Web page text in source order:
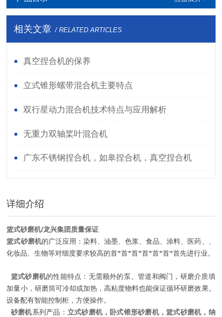
相关文章 / RELATED ARTICLES
真空捏合机的保养
立式锥形螺带混合机主要特点
双行星动力混合机技术特点与应用解析
无重力双轴桨叶混合机
广东不锈钢捏合机，如皋捏合机，真空捏合机
详细介绍
篮式砂磨机/龙兴集团质量保证
篮式砂磨机的广泛应用：染料、油墨、色浆、食品、涂料、医药、、
化妆品、生物等对细度要求较高的首*首*首*首*首*首*首先进行业。
篮式砂磨机的性能特点：无需额外的泵、管道和阀门，研磨介质填
加量小，研磨筒可冷却或加热，高粘度物料也能保证循环研磨效果。
设备配有智能控制柜，方便操作。
砂磨机系列产品： 立式砂磨机，卧式锥形砂磨机，篮式砂磨机，纳